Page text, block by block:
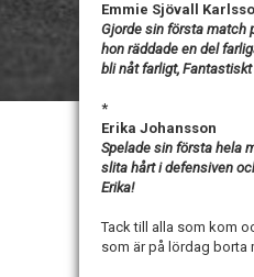
Emmie Sjövall
Gjorde sin första match
hon räddade en del
bli nåt farligt, Fantastiskt
*
Erika Johansson
Spelade sin första hela
slita hårt i defensiven
Erika!
Tack till alla som kom
som är på lördag borta